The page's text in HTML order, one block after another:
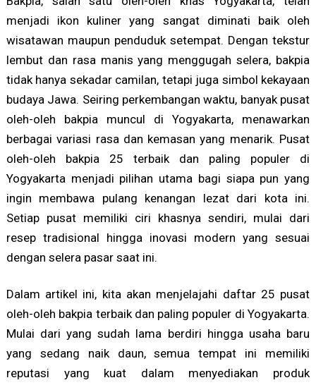
menjadi ikon kuliner yang sangat diminati baik oleh
wisatawan maupun penduduk setempat. Dengan tekstur
lembut dan rasa manis yang menggugah selera, bakpia
tidak hanya sekadar camilan, tetapi juga simbol kekayaan
budaya Jawa. Seiring perkembangan waktu, banyak pusat
oleh-oleh bakpia muncul di Yogyakarta, menawarkan
berbagai variasi rasa dan kemasan yang menarik. Pusat
oleh-oleh bakpia 25 terbaik dan paling populer di
Yogyakarta menjadi pilihan utama bagi siapa pun yang
ingin membawa pulang kenangan lezat dari kota ini.
Setiap pusat memiliki ciri khasnya sendiri, mulai dari
resep tradisional hingga inovasi modern yang sesuai
dengan selera pasar saat ini.
Dalam artikel ini, kita akan menjelajahi daftar 25 pusat
oleh-oleh bakpia terbaik dan paling populer di Yogyakarta.
Mulai dari yang sudah lama berdiri hingga usaha baru
yang sedang naik daun, semua tempat ini memiliki
reputasi yang kuat dalam menyediakan produk